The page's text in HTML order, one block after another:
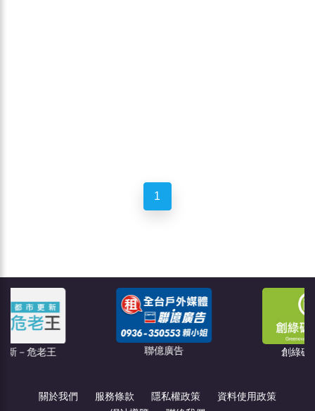
1
創綠碳權科技
關於我們 服務條款 隱私權政策
資料使用政策